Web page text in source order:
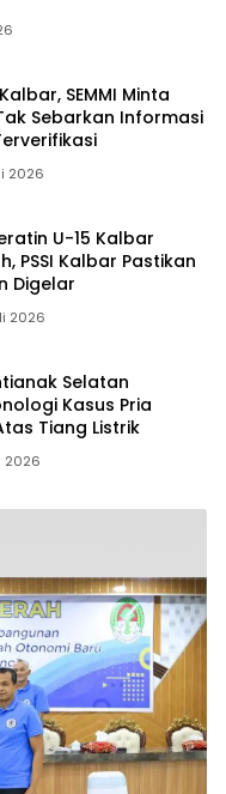
SEMMI Minta
Sebarkan Informasi
2026
U-15 Kalbar
PSSI Kalbar Pastikan
Digelar
2026
Selatan
Kasus Pria
Tiang Listrik
2026